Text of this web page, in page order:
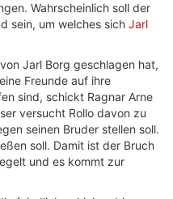
Wahrscheinlich soll der
sein, um welches sich Jarl
Jarl Borg geschlagen hat,
Freunde auf ihre
sind, schickt Ragnar Arne
versucht Rollo davon zu
seinen Bruder stellen soll.
soll. Damit ist der Bruch
und es kommt zur